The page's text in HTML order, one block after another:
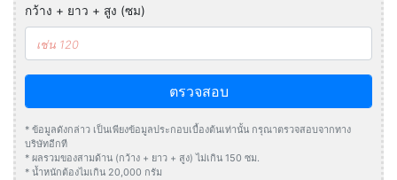
กว้าง + ยาว + สูง (ซม)
ตรวจสอบ
* ข้อมูลดังกล่าว เป็นเพียงข้อมูลประกอบเบื้องต้นเท่านั้น กรุณาตรวจสอบจากทาง
บริษัทอีกที
* ผลรวมของสามด้าน (กว้าง + ยาว + สูง) ไม่เกิน 150 ซม.
* น้ำหนักต้องไมเกิน 20,000 กรัม